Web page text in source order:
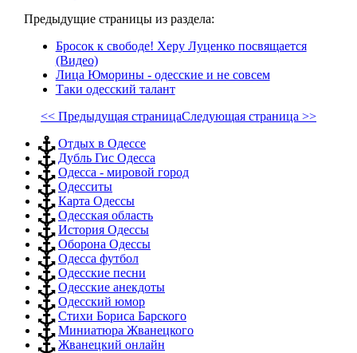
Предыдущие страницы из раздела:
Бросок к свободе! Херу Луценко посвящается
(Видео)
Лица Юморины - одесские и не совсем
Таки одесский талант
<< Предыдущая страницаСледующая страница >>
Отдых в Одессе
Дубль Гис Одесса
Одесса - мировой город
Одесситы
Карта Одессы
Одесская область
История Одессы
Оборона Одессы
Одесса футбол
Одесские песни
Одесские анекдоты
Одесский юмор
Стихи Бориса Барского
Миниатюра Жванецкого
Жванецкий онлайн